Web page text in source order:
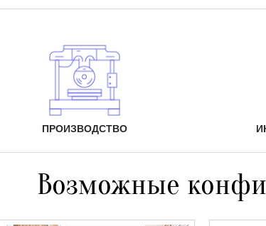
ПРОИЗВОДСТВО
Возможные